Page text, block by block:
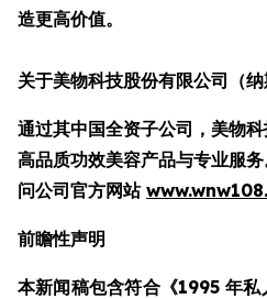
造更高价值。
关于美物科技股份有限公司（
通过其中国全资子公司，美物
高品质功效美容产品与专业服
问公司官方网站
前瞻性声明
本新闻稿包含符合《1995 年